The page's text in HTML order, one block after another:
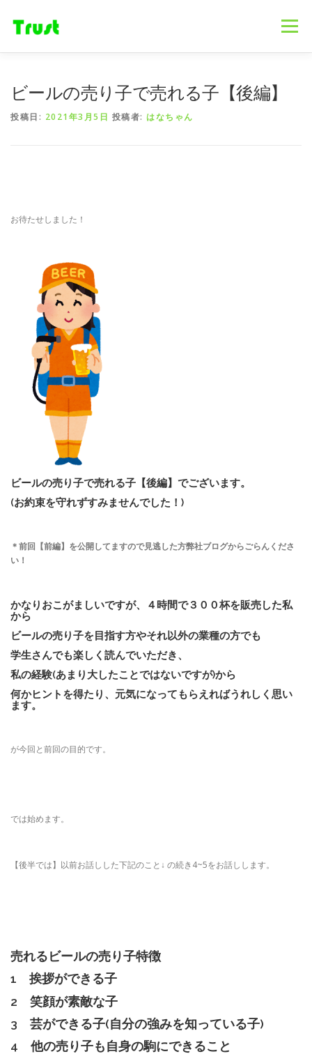
メニュー
ビールの売り子で売れる子【後編】
投稿日: 2021年3月5日 投稿者: はなちゃん
お待たせしました！
ビールの売り子で売れる子【後編】でございます。
(お約束を守れずすみませんでした！)
＊前回【前編】を公開してますので見逃した方弊社ブログからごらんくださ
い！
かなりおこがましいですが、４時間で３００杯を販売した私
から
ビールの売り子を目指す方やそれ以外の業種の方でも
学生さんでも楽しく読んでいただき、
私の経験(あまり大したことではないですが)から
何かヒントを得たり、元気になってもらえればうれしく思い
ます。
が今回と前回の目的です。
では始めます。
【後半では】以前お話しした下記のこと↓ の続き4~5をお話しします。
売れるビールの売り子特徴
1 挨拶ができる子
2 笑顔が素敵な子
3 芸ができる子(自分の強みを知っている子)
4 他の売り子も自身の駒にできること